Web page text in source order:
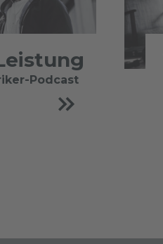
Podcast